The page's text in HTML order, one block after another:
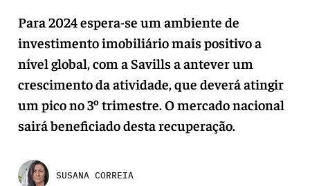
Para 2024 espera-se um ambiente de
investimento imobiliário mais positivo a
nível global, com a Savills a antever um
crescimento da atividade, que deverá atingir
um pico no 3º trimestre. O mercado nacional
sairá beneficiado desta recuperação.
SUSANA CORREIA